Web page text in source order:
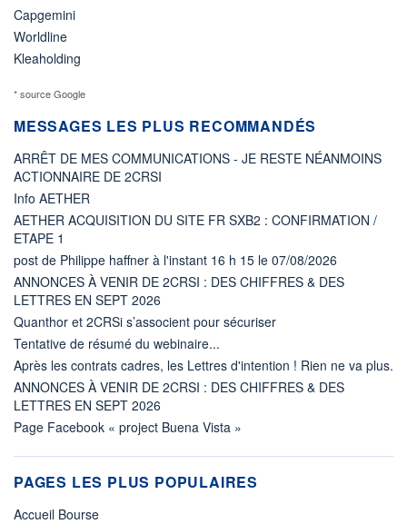
Capgemini
Worldline
Kleaholding
* source Google
MESSAGES LES PLUS RECOMMANDÉS
ARRÊT DE MES COMMUNICATIONS - JE RESTE NÉANMOINS
ACTIONNAIRE DE 2CRSI
Info AETHER
AETHER ACQUISITION DU SITE FR SXB2 : CONFIRMATION /
ETAPE 1
post de Philippe haffner à l'instant 16 h 15 le 07/08/2026
ANNONCES À VENIR DE 2CRSI : DES CHIFFRES & DES
LETTRES EN SEPT 2026
Quanthor et 2CRSi s’associent pour sécuriser
Tentative de résumé du webinaire...
Après les contrats cadres, les Lettres d'intention ! Rien ne va plus.
ANNONCES À VENIR DE 2CRSI : DES CHIFFRES & DES
LETTRES EN SEPT 2026
Page Facebook « project Buena Vista »
PAGES LES PLUS POPULAIRES
Accueil Bourse